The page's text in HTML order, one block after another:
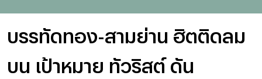
บรรทัดทอง-สามย่าน ฮิตติดลม
บน เป้าหมาย ทัวริสต์ ดัน